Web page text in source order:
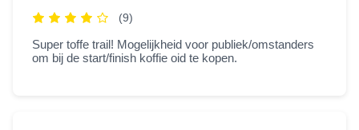
(9)
Super toffe trail! Mogelijkheid voor publiek/omstanders
om bij de start/finish koffie oid te kopen.